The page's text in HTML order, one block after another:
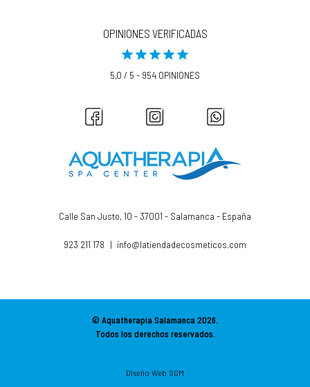
OPINIONES VERIFICADAS
5,0 / 5 - 954 OPINIONES
Calle San Justo, 10 - 37001 - Salamanca - España
923 211 178 | info@latiendadecosmeticos.com
© Aquatherapia Salamanca2026.
Todos los derechos reservados.
Diseño Web SGM